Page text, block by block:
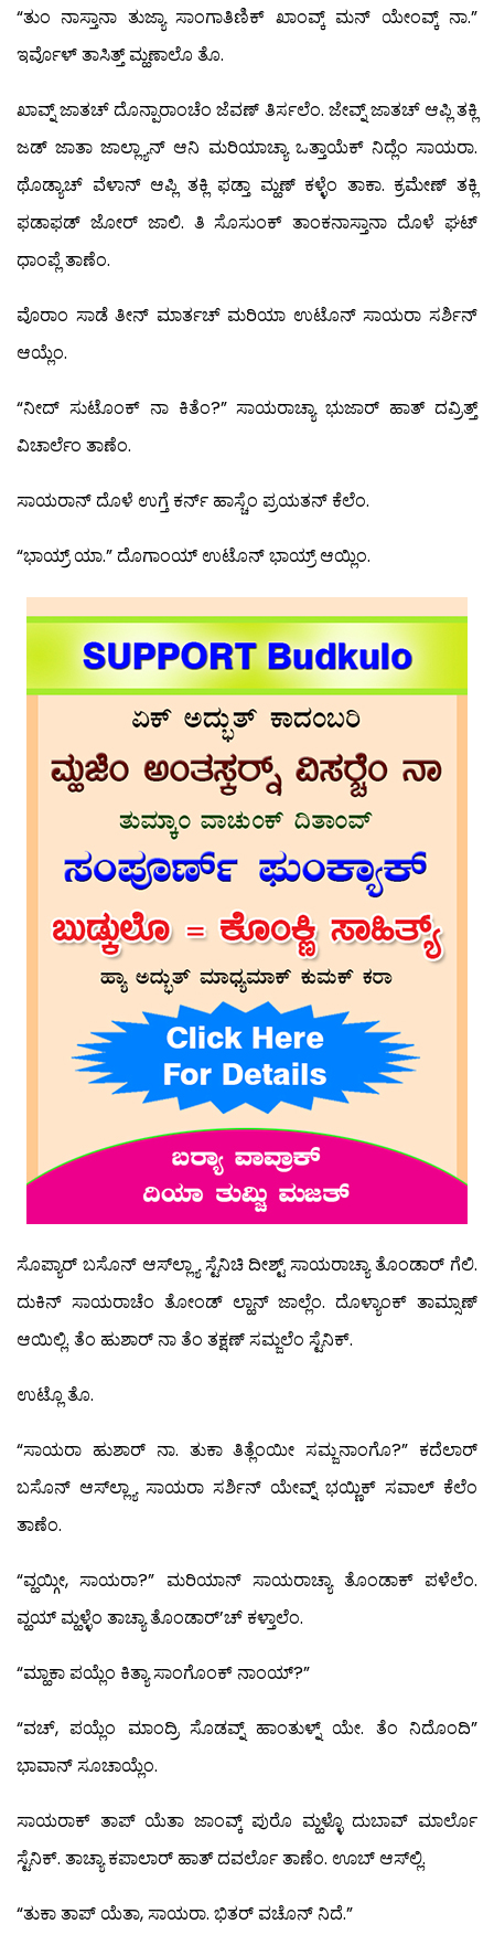
“ತುಂ ನಾಸ್ತಾನಾ ತುಜ್ಯಾ ಸಾಂಗಾತಿಣಿಕ್ ಖಾಂವ್ಕ್ ಮನ್ ಯೇಂವ್ಕ್ ನಾ.”
ಇರ್ವೊಳ್ ತಾಸಿತ್ತ್ ಮ್ಹಣಾಲೊ ತೊ.
ಖಾವ್ನ್ ಜಾತಚ್ ದೊನ್ಪಾರಾಂಚೆಂ ಜೆವಣ್ ತಿರ್ಸಲೆಂ. ಜೇವ್ನ್ ಜಾತಚ್ ಆಪ್ಲಿ ತಕ್ಲಿ
ಜಡ್ ಜಾತಾ ಜಾಲ್ಲ್ಯಾನ್ ಆನಿ ಮರಿಯಾಚ್ಯಾ ಒತ್ತಾಯೆಕ್ ನಿದ್ಲೆಂ ಸಾಯರಾ.
ಥೊಡ್ಯಾಚ್ ವೆಳಾನ್ ಆಪ್ಲಿ ತಕ್ಲಿ ಫಡ್ತಾ ಮ್ಹಣ್ ಕಳ್ಳೆಂ ತಾಕಾ. ಕ್ರಮೇಣ್ ತಕ್ಲಿ
ಫಡಾಫಡ್ ಜೋರ್ ಜಾಲಿ. ತಿ ಸೊಸುಂಕ್ ತಾಂಕನಾಸ್ತಾನಾ ದೊಳೆ ಘಟ್
ಧಾಂಪ್ಲೆ ತಾಣೆಂ.
ವೊರಾಂ ಸಾಡೆ ತೀನ್ ಮಾರ್ತಚ್ ಮರಿಯಾ ಉಟೊನ್ ಸಾಯರಾ ಸರ್ಶಿನ್
ಆಯ್ಲೆಂ.
“ನೀದ್ ಸುಟೊಂಕ್ ನಾ ಕಿತೆಂ?” ಸಾಯರಾಚ್ಯಾ ಭುಜಾರ್ ಹಾತ್ ದವ್ರಿತ್ತ್
ವಿಚಾರ್ಲೆಂ ತಾಣೆಂ.
ಸಾಯರಾನ್ ದೊಳೆ ಉಗ್ತೆ ಕರ್ನ್ ಹಾಸ್ಚೆಂ ಪ್ರಯತನ್ ಕೆಲೆಂ.
“ಭಾಯ್ರ್ ಯಾ.” ದೊಗಾಂಯ್ ಉಟೊನ್ ಭಾಯ್ರ್ ಆಯ್ಲಿಂ.
ಸೊಪ್ಯಾರ್ ಬಸೊನ್ ಆಸ್‍ಲ್ಲ್ಯಾ ಸ್ಟೆನಿಚಿ ದೀಶ್ಟ್ ಸಾಯರಾಚ್ಯಾ ತೊಂಡಾರ್ ಗೆಲಿ.
ದುಕಿನ್ ಸಾಯರಾಚೆಂ ತೋಂಡ್ ಲ್ಹಾನ್ ಜಾಲ್ಲೆಂ. ದೊಳ್ಯಾಂಕ್ ತಾಮ್ಸಾಣ್
ಆಯಿಲ್ಲಿ. ತೆಂ ಹುಶಾರ್ ನಾ ತೆಂ ತಕ್ಷಣ್ ಸಮ್ಜಲೆಂ ಸ್ಟೆನಿಕ್.
ಉಟ್ಲೊ ತೊ.
“ಸಾಯರಾ ಹುಶಾರ್ ನಾ. ತುಕಾ ತಿತ್ಲೆಂಯೀ ಸಮ್ಜನಾಂಗೊ?” ಕದೆಲಾರ್
ಬಸೊನ್ ಆಸ್‍ಲ್ಲ್ಯಾ ಸಾಯರಾ ಸರ್ಶಿನ್ ಯೇವ್ನ್ ಭಯ್ಣಿಕ್ ಸವಾಲ್ ಕೆಲೆಂ
ತಾಣೆಂ.
“ವ್ಹಯ್ಗೀ, ಸಾಯರಾ?” ಮರಿಯಾನ್ ಸಾಯರಾಚ್ಯಾ ತೊಂಡಾಕ್ ಪಳೆಲೆಂ.
ವ್ಹಯ್ ಮ್ಹಳ್ಳೆಂ ತಾಚ್ಯಾ ತೊಂಡಾರ್’ಚ್ ಕಳ್ತಾಲೆಂ.
“ಮ್ಹಾಕಾ ಪಯ್ಲೆಂ ಕಿತ್ಯಾ ಸಾಂಗೊಂಕ್ ನಾಂಯ್?”
“ವಚ್, ಪಯ್ಲೆಂ ಮಾಂದ್ರಿ ಸೊಡವ್ನ್ ಹಾಂತುಳ್ನ್ ಯೇ. ತೆಂ ನಿದೊಂದಿ”
ಭಾವಾನ್ ಸೂಚಾಯ್ಲೆಂ.
ಸಾಯರಾಕ್ ತಾಪ್ ಯೆತಾ ಜಾಂವ್ಕ್ ಪುರೊ ಮ್ಹಳ್ಳೊ ದುಬಾವ್ ಮಾರ್ಲೊ
ಸ್ಟೆನಿಕ್. ತಾಚ್ಯಾ ಕಪಾಲಾರ್ ಹಾತ್ ದವರ್ಲೊ ತಾಣೆಂ. ಊಬ್ ಆಸ್‍ಲ್ಲಿ.
“ತುಕಾ ತಾಪ್ ಯೆತಾ, ಸಾಯರಾ. ಭಿತರ್ ವಚೊನ್ ನಿದೆ.”